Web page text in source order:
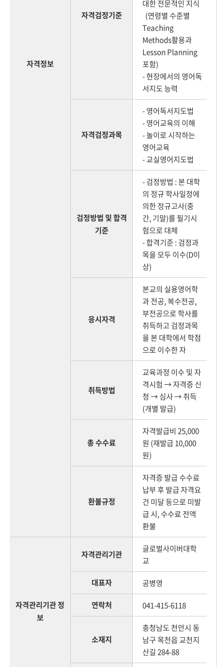
자격정보
자격검정기준
대한 전문적인 지식
(연령별 수준별
Teaching
Methods활용과
Lesson Planning
포함)
- 현장에서의 영어독
서지도 능력
자격검정과목
- 영어독서지도법
- 영어교육의 이해
- 놀이로 시작하는
영어교육
- 교실영어지도법
검정방법 및 합격
기준
- 검정방법 : 본 대학
의 정규 학사일정에
의한 정규고사(중
간, 기말)를 필기시
험으로 대체
- 합격기준 : 검정과
목을 모두 이수(D이
상)
응시자격
본교의 실용영어학
과 전공, 복수전공,
부전공으로 학사를
취득하고 검정과목
을 본 대학에서 학점
으로 이수한 자
취득방법
교육과정 이수 및 자
격시험 → 자격증 신
청 → 심사 → 취득
(개별 발급)
총 수수료
자격발급비 25,000
원 (재발급 10,000
원)
환불규정
자격증 발급 수수료
납부 후 발급 자격요
건 미달 등으로 미발
급 시, 수수료 전액
환불
자격관리기관 정
보
자격관리기관
글로벌사이버대학
교
대표자
공병영
연락처
041-415-6118
소재지
충청남도 천안시 동
남구 목천읍 교천지
산길 284-88